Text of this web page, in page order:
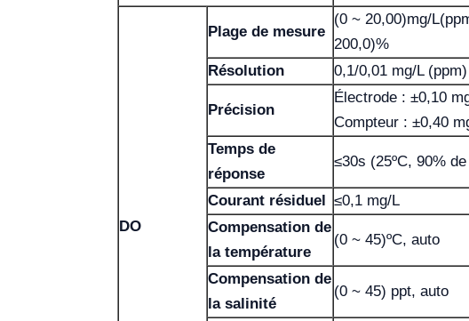
DO
Plage de mesure
(0 ~ 20,00)mg/
200,0)%
Résolution
0,1/0,01 mg/L
Précision
Électrode : ±0,10
Compteur : ±0,40
Temps de
réponse
≤30s (25ºC, 90%
Courant résiduel ≤0,1 mg/L
Compensation de
la température
(0 ~ 45)ºC, auto
Compensation de
la salinité
(0 ~ 45) ppt, auto